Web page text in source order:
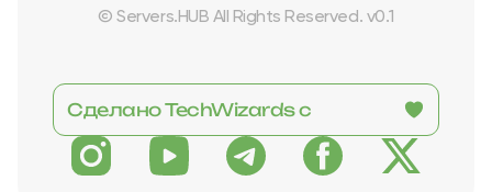
© Servers.HUB All Rights Reserved. v0.1
Сделано TechWizards с